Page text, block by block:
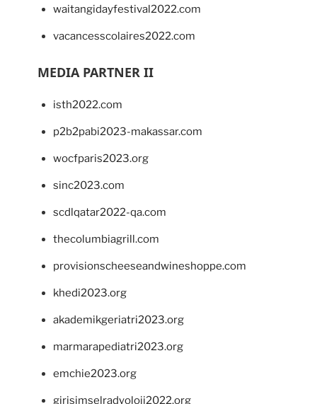
waitangidayfestival2022.com
vacancesscolaires2022.com
MEDIA PARTNER II
isth2022.com
p2b2pabi2023-makassar.com
wocfparis2023.org
sinc2023.com
scdlqatar2022-qa.com
thecolumbiagrill.com
provisionscheeseandwineshoppe.com
khedi2023.org
akademikgeriatri2023.org
marmarapediatri2023.org
emchie2023.org
girisimselradyoloji2022.org